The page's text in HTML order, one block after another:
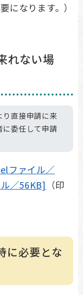
になります。）
れない場
り直接申請に来
に委任して申請
ファイル／
／56KB] （印
に必要とな